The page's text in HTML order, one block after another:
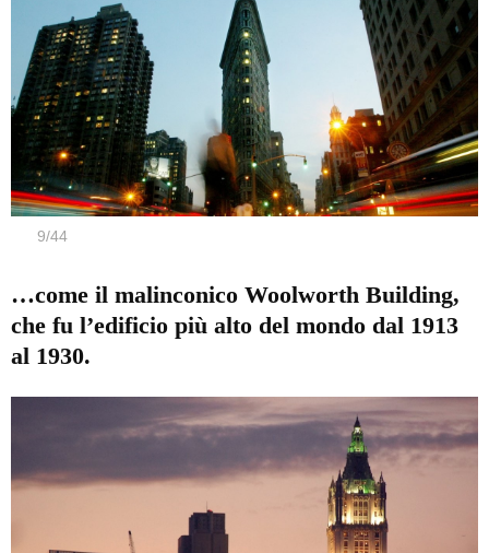
9/44
…come il malinconico Woolworth Building,
che fu l’edificio più alto del mondo dal 1913
al 1930.